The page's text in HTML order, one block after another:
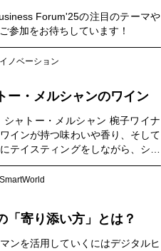
Forum'25の注目のテーマや
参加をお待ちしています！
ノベーション
ー・メルシャンのワイン
シャトー・メルシャン 椀子ワイナ
インが持つ味わいや香り、そして
テイスティングをしながら、シャ
レガンス」の世界に浸ります。
「寄り添い方」とは？
ンを活用していくにはデジタルヒ